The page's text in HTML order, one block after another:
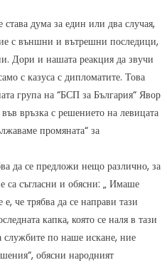
дума за един или два случая,
с външни и вътрешни последици,
Дори и нашата реакция да звучи
с казуса с дипломатите. Това
група на “БСП за България“ Явор
връзка с решението на левицата
промяната“ за
да се предложи нещо различно, за
са съгласни и обясни: „ Имаше
че трябва да се направи тази
капка, която се наля в тази
службите по наше искане, ние
обясни народният